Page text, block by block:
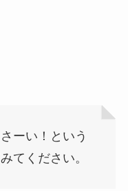
ーい！という
てください。